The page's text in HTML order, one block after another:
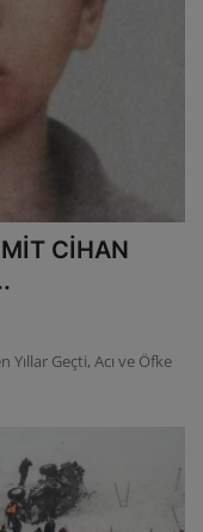
CİHAN
Geçti, Acı ve Öfke